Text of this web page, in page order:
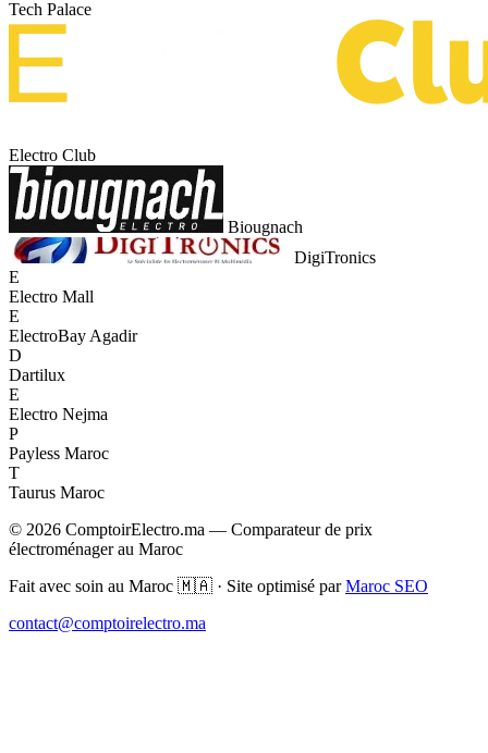
Tech Palace
Electro Club
Biougnach
DigiTronics
E
Electro Mall
E
ElectroBay Agadir
D
Dartilux
E
Electro Nejma
P
Payless Maroc
T
Taurus Maroc
© 2026 ComptoirElectro.ma — Comparateur de prix
électroménager au Maroc
Fait avec soin au Maroc 🇲🇦 · Site optimisé parMaroc SEO
contact@comptoirelectro.ma